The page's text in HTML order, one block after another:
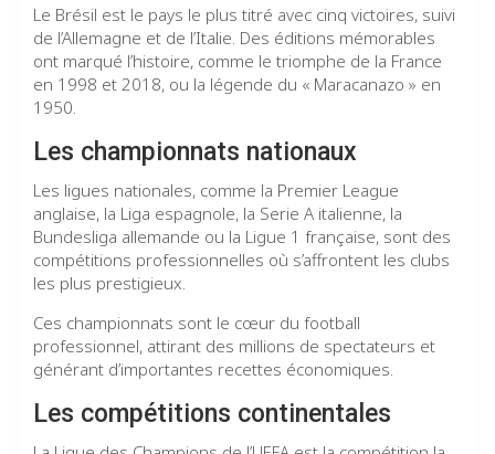
Le Brésil est le pays le plus titré avec cinq victoires, suivi
de l’Allemagne et de l’Italie. Des éditions mémorables
ont marqué l’histoire, comme le triomphe de la France
en 1998 et 2018, ou la légende du « Maracanazo » en
1950.
Les championnats nationaux
Les ligues nationales, comme la Premier League
anglaise, la Liga espagnole, la Serie A italienne, la
Bundesliga allemande ou la Ligue 1 française, sont des
compétitions professionnelles où s’affrontent les clubs
les plus prestigieux.
Ces championnats sont le cœur du football
professionnel, attirant des millions de spectateurs et
générant d’importantes recettes économiques.
Les compétitions continentales